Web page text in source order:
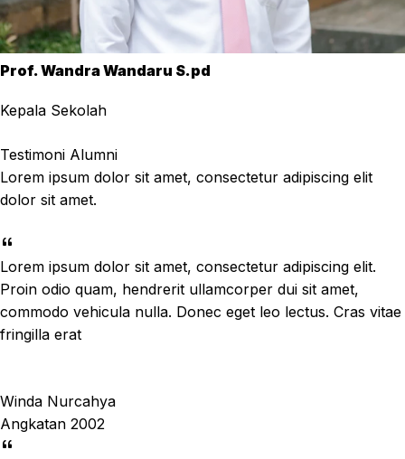
Prof. Wandra Wandaru S.pd
Kepala Sekolah
Testimoni Alumni
Lorem ipsum dolor sit amet, consectetur adipiscing elit
dolor sit amet.
Lorem ipsum dolor sit amet, consectetur adipiscing elit.
Proin odio quam, hendrerit ullamcorper dui sit amet,
commodo vehicula nulla. Donec eget leo lectus. Cras vitae
fringilla erat
Winda Nurcahya
Angkatan 2002